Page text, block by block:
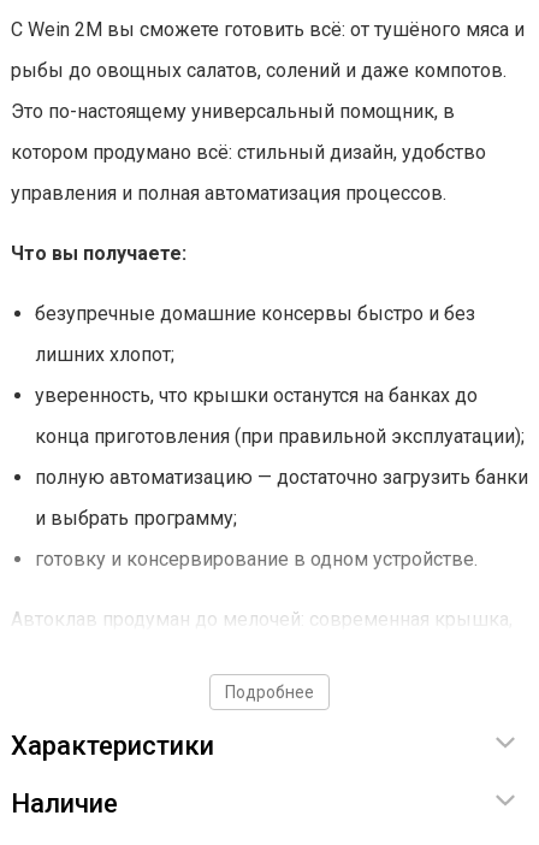
С Wein 2М вы сможете готовить всё: от тушёного мяса и
рыбы до овощных салатов, солений и даже компотов.
Это по-настоящему универсальный помощник, в
котором продумано всё: стильный дизайн, удобство
управления и полная автоматизация процессов.
Что вы получаете:
безупречные домашние консервы быстро и без
лишних хлопот;
уверенность, что крышки останутся на банках до
конца приготовления (при правильной эксплуатации);
полную автоматизацию — достаточно загрузить банки
и выбрать программу;
готовку и консервирование в одном устройстве.
Автоклав продуман до мелочей: современная крышка,
позволяют ему органично смотреться даже на самой
стильной кухне.
Подробнее о возможностях Wein 2М — ниже.
Подробнее
Характеристики
Наличие